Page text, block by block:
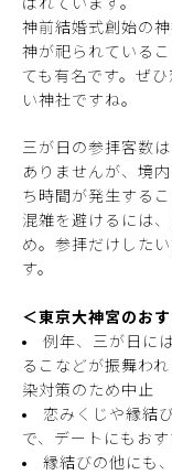
神前結婚式創始の
神が祀られている
ても有名です。ぜ
い神社ですね。
三が日の参拝客数
ありませんが、境
ち時間が発生するこ
混雑を避けるには
め。参拝だけした
す。
＜東京大神宮のお
例年、三が日に
るこなどが振舞わ
染対策のため中止
恋みくじや縁結
で、デートにもおす
縁結びの他にも